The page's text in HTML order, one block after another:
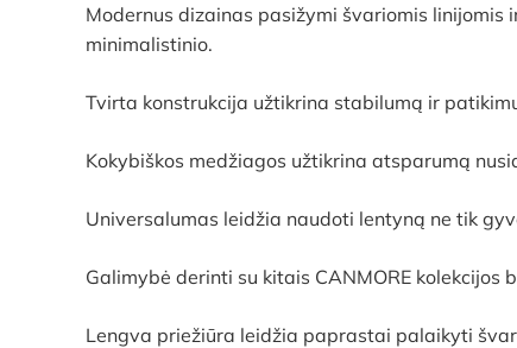
Modernus dizainas pasižymi švariomis
minimalistinio.
Tvirta konstrukcija užtikrina stabilumą ir
Kokybiškos medžiagos užtikrina atsparumą
Universalumas leidžia naudoti lentyną ne tik
Galimybė derinti su kitais CANMORE
Lengva priežiūra leidžia paprastai palaikyti